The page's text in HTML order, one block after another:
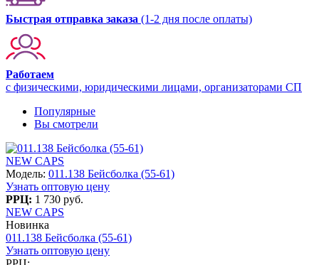
Быстрая отправка заказа (1-2 дня после оплаты)
Работаем
с физическими, юридическими лицами, организаторами СП
Популярные
Вы смотрели
NEW CAPS
Модель: 011.138 Бейсболка (55-61)
Узнать оптовую цену
РРЦ: 1 730 руб.
NEW CAPS
Новинка
011.138 Бейсболка (55-61)
Узнать оптовую цену